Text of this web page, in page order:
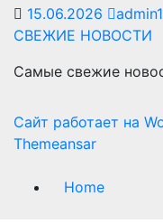
15.06.2026
admin1
СВЕЖИЕ НОВОСТИ
Самые свежие
Сайт работает на
Themeansar
Home